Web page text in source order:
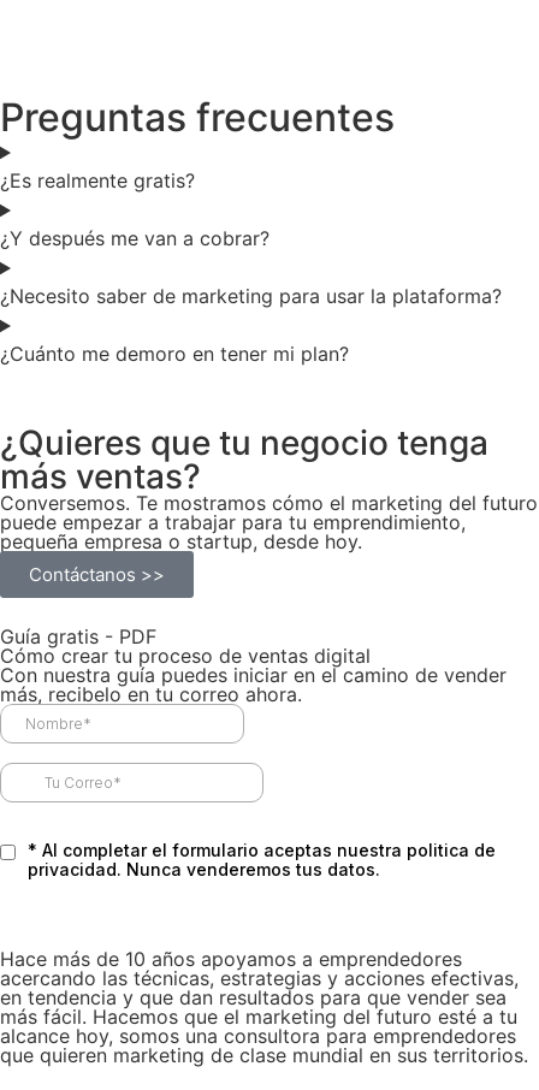
Preguntas frecuentes
¿Es realmente gratis?
¿Y después me van a cobrar?
¿Necesito saber de marketing para usar la plataforma?
¿Cuánto me demoro en tener mi plan?
¿Quieres que tu negocio tenga
más ventas?
Conversemos. Te mostramos cómo el marketing del futuro
puede empezar a trabajar para tu emprendimiento,
pequeña empresa o startup, desde hoy.
Contáctanos >>
Guía gratis - PDF
Cómo crear tu proceso de ventas digital
Con nuestra guía puedes iniciar en el camino de vender
más, recibelo en tu correo ahora.
Hace más de 10 años apoyamos a emprendedores
acercando las técnicas, estrategias y acciones efectivas,
en tendencia y que dan resultados para que vender sea
más fácil. Hacemos que el marketing del futuro esté a tu
alcance hoy, somos una consultora para emprendedores
que quieren marketing de clase mundial en sus territorios.